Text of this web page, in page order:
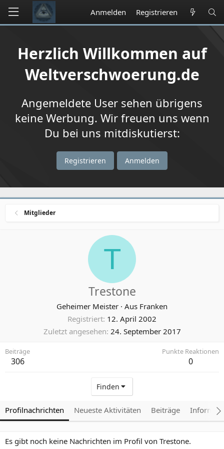
Anmelden Registrieren
Herzlich Willkommen auf
Weltverschwoerung.de
Angemeldete User sehen übrigens
keine Werbung. Wir freuen uns wenn
Du bei uns mitdiskutierst:
Registrieren Anmelden
Mitglieder
T
Trestone
Geheimer Meister · Aus Franken
Registriert 12. April 2002
Zuletzt angesehen 24. September 2017
Beiträge
306
Punkte Reaktionen
0
Finden
Profilnachrichten Neueste Aktivitäten Beiträge
Es gibt noch keine Nachrichten im Profil von Trestone.